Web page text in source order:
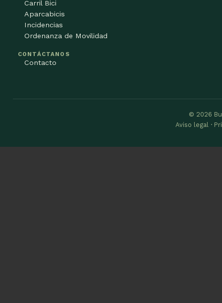
Carril Bici
Aparcabicis
Incidencias
Ordenanza de Movilidad
CONTÁCTANOS
Contacto
© 2026
Aviso legal ·